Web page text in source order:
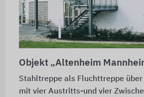
Objekt „Altenheim
Stahltreppe als Fluchttreppe über
mit vier Austritts-und vier